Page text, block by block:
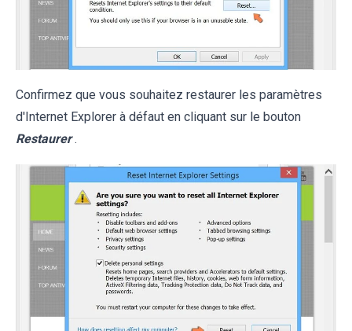
Confirmez que vous souhaitez restaurer les paramètres
d'Internet Explorer à défaut en cliquant sur le bouton
Restaurer .